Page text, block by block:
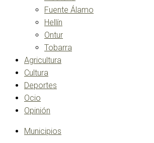
Fuente Álamo
Hellín
Ontur
Tobarra
Agricultura
Cultura
Deportes
Ocio
Opinión
Municipios